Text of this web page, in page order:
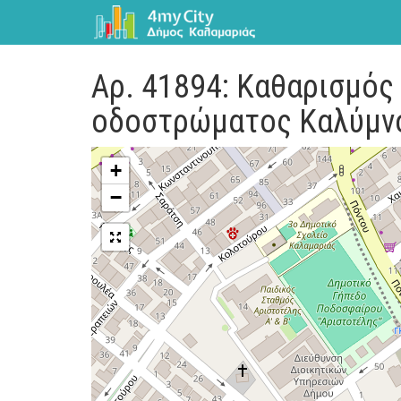
Αρ. 41894: Καθαρισμός
οδοστρώματος
+
−